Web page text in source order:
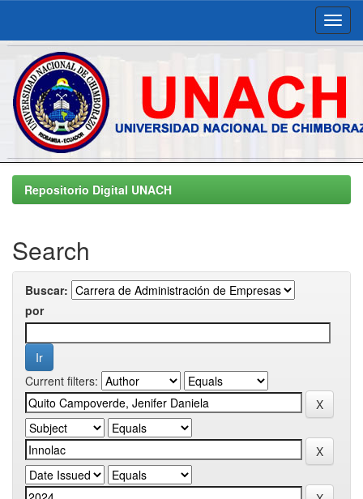
Skip
navigationRepositorio Digital UNACH
Search
Buscar:
por
Current filters: